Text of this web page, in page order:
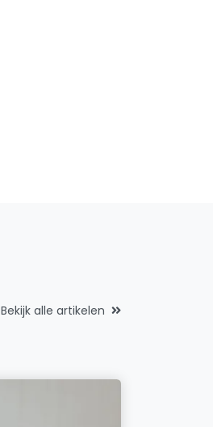
Bekijk alle artikelen